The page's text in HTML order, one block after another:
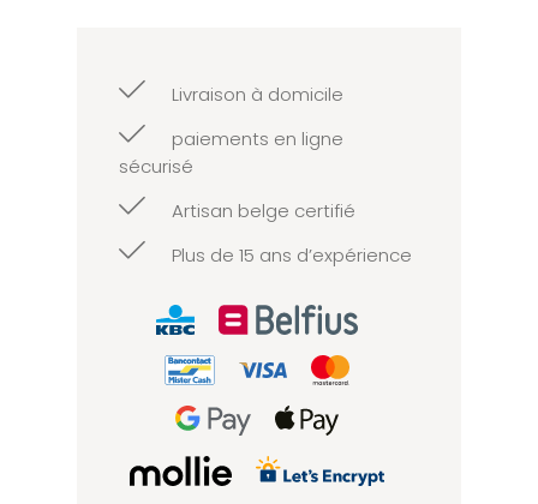
Livraison à domicile
paiements en ligne
sécurisé
Artisan belge certifié
Plus de 15 ans d’expérience